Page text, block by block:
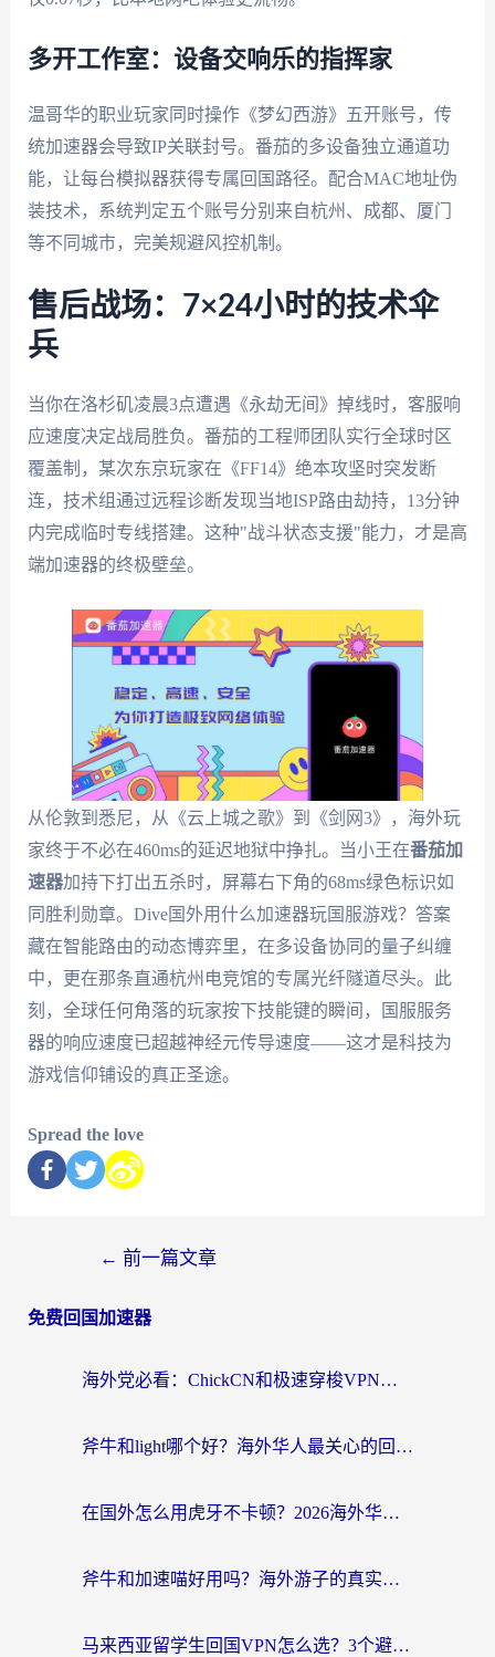
多开工作室：设备交响乐的指挥家
温哥华的职业玩家同时操作《梦幻西游》五开账号，传
统加速器会导致IP关联封号。番茄的多设备独立通道功
能，让每台模拟器获得专属回国路径。配合MAC地址伪
装技术，系统判定五个账号分别来自杭州、成都、厦门
等不同城市，完美规避风控机制。
售后战场：7×24小时的技术伞
兵
当你在洛杉矶凌晨3点遭遇《永劫无间》掉线时，客服响
应速度决定战局胜负。番茄的工程师团队实行全球时区
覆盖制，某次东京玩家在《FF14》绝本攻坚时突发断
连，技术组通过远程诊断发现当地ISP路由劫持，13分钟
内完成临时专线搭建。这种"战斗状态支援"能力，才是高
端加速器的终极壁垒。
从伦敦到悉尼，从《云上城之歌》到《剑网3》，海外玩
家终于不必在460ms的延迟地狱中挣扎。当小王在番茄加
速器加持下打出五杀时，屏幕右下角的68ms绿色标识如
同胜利勋章。Dive国外用什么加速器玩国服游戏？答案
藏在智能路由的动态博弈里，在多设备协同的量子纠缠
中，更在那条直通杭州电竞馆的专属光纤隧道尽头。此
刻，全球任何角落的玩家按下技能键的瞬间，国服服务
器的响应速度已超越神经元传导速度——这才是科技为
游戏信仰铺设的真正圣途。
Spread the love
← 前一篇文章
免费回国加速器
海外党必看：ChickCN和极速穿梭VPN好用吗？3招教你选对回国加速器无缝刷国内资源
斧牛和light哪个好？海外华人最关心的回国加速器选择难题，一篇讲透
在国外怎么用虎牙不卡顿？2026海外华人亲测有效的回国加速器选择指南
斧牛和加速喵好用吗？海外游子的真实选择困境
马来西亚留学生回国VPN怎么选？3个避坑点+1款实测好用的加速器推荐